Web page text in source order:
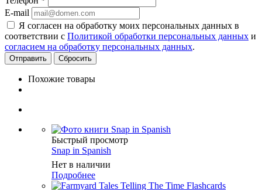
E-mail
Я согласен на обработку моих персональных данных в
соответствии с Политикой обработки персональных данных и
согласием на обработку персональных данных.
Сбросить
Похожие товары
Быстрый просмотр
Snap in Spanish
Нет в наличии
Подробнее